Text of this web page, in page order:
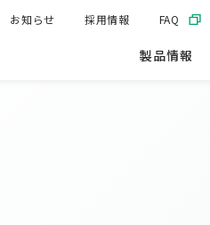
製品情報
お知らせ 採用情報 FAQ